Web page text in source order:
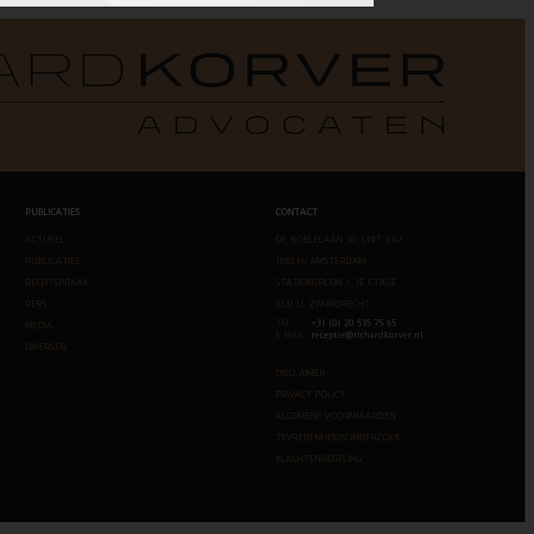
PUBLICATIES
ACTUEEL
PUBLICATIES
RECHTSPRAAK
PERS
MEDIA
DIVERSEN
CONTACT
DE BOELELAAN 30, UNIT 3.07
1083 HJ AMSTERDAM
STATIONSPLEIN 1, 3E ETAGE
3331 LL ZWIJNDRECHT
+31 (0) 20 535 75 65
receptie@richardkorver.nl
DISCLAIMER
PRIVACY POLICY
ALGEMENE VOORWAARDEN
TEVREDENHEIDSONDERZOEK
KLACHTENREGELING